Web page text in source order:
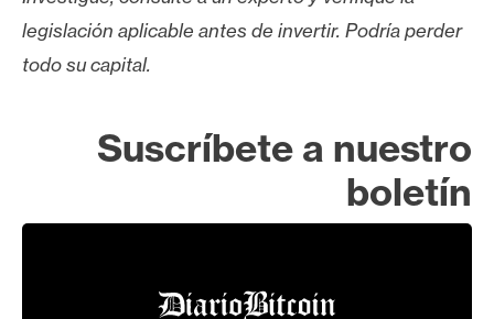
legislación aplicable antes de invertir. Podría perder
todo su capital.
Suscríbete a nuestro
boletín